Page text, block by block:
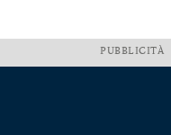
PUBBLICITÀ